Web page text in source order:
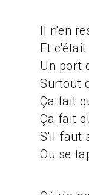
Il n'en
Et
Un port
Surtout
Ça fait
Ça fait
S'il faut
Ou se